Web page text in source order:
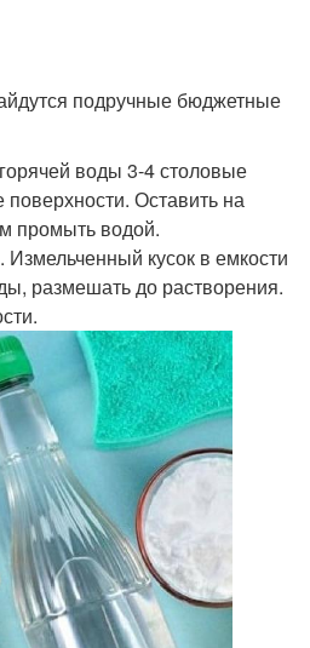
подручные бюджетные
воды 3-4 столовые
поверхности. Оставить на
промыть водой.
кусок в емкости
размешать до растворения.